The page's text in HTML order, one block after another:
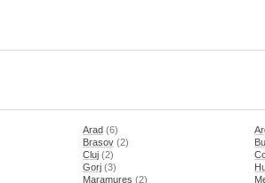
Arad (6)
Brasov (2)
Cluj (2)
Gorj (3)
Maramures (2)